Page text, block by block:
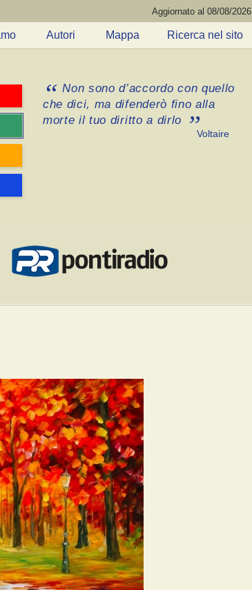
Aggiornato al 08/08/2026
Autori Mappa Ricerca nel sito
Non sono d’accordo con quello
che dici, ma difenderò fino alla
morte il tuo diritto a dirlo
Voltaire